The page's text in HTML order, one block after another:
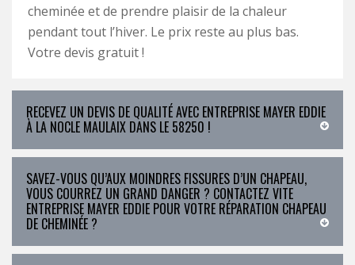
cheminée et de prendre plaisir de la chaleur
pendant tout l’hiver. Le prix reste au plus bas.
Votre devis gratuit !
RECEVEZ UN DEVIS DE QUALITÉ AVEC ENTREPRISE MAYER EDDIE
À LA NOCLE MAULAIX DANS LE 58250 !
SAVEZ-VOUS QU’AUX MOINDRES FISSURES D’UN CHAPEAU,
VOUS COURREZ UN GRAND DANGER ? CONTACTEZ VITE
ENTREPRISE MAYER EDDIE POUR VOTRE RÉPARATION CHAPEAU
DE CHEMINÉE ?